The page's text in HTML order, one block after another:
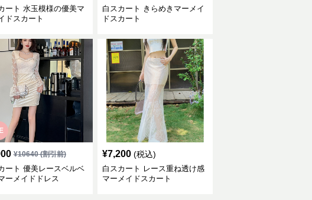
ート 水玉模様の優美マ
ドスカート
白スカート きらめきマーメイ
ドスカート
¥10640(割引前)
ート 優美レースベルベ
ーメイドドレス
¥7,200 (税込)
白スカート レース重ね透け感
マーメイドスカート